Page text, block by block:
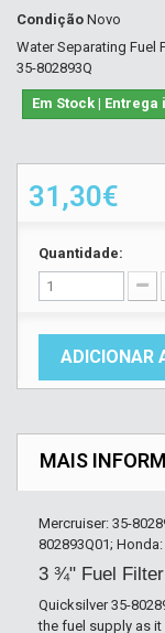
Condição Novo
Water Separating Fuel
35-802893Q
Em Stock |
31,30€
Quantidade:
ADICIONAR
MAIS
Mercruiser: 35-
802893Q01;
3 ¾" Fuel Filter
Quicksilver 35-
the fuel supply as